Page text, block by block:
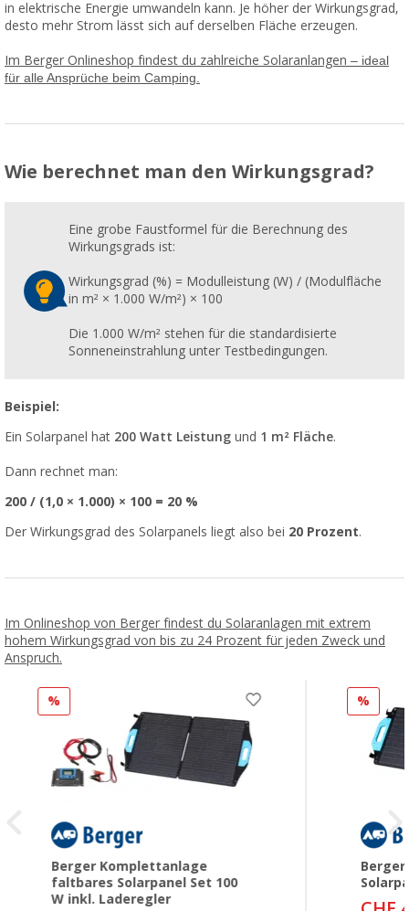
in elektrische Energie umwandeln kann. Je höher der Wirkungsgrad,
desto mehr Strom lässt sich auf derselben Fläche erzeugen.
Im Berger Onlineshop findest du zahlreiche Solaranlangen – ideal
für alle Ansprüche beim Camping.
Wie berechnet man den Wirkungsgrad?
Eine grobe Faustformel für die Berechnung des
Wirkungsgrads ist:
Wirkungsgrad (%) = Modulleistung (W) / (Modulfläche
in m² × 1.000 W/m²) × 100
Die 1.000 W/m² stehen für die standardisierte
Sonneneinstrahlung unter Testbedingungen.
Beispiel:
Ein Solarpanel hat 200 Watt Leistung und 1 m² Fläche.
Dann rechnet man:
200 / (1,0 × 1.000) × 100 = 20 %
Der Wirkungsgrad des Solarpanels liegt also bei 20 Prozent.
Im Onlineshop von Berger findest du Solaranlagen mit extrem
hohem Wirkungsgrad von bis zu 24 Prozent für jeden Zweck und
Anspruch.
%
Berger Komplettanlage
faltbares Solarpanel Set 100
W inkl. Laderegler
%